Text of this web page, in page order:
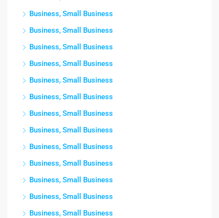
Business, Small Business
Business, Small Business
Business, Small Business
Business, Small Business
Business, Small Business
Business, Small Business
Business, Small Business
Business, Small Business
Business, Small Business
Business, Small Business
Business, Small Business
Business, Small Business
Business, Small Business